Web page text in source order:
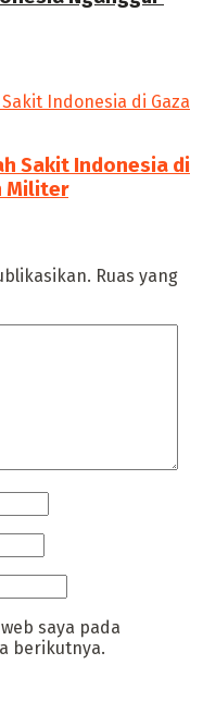
Sakit Indonesia di
Militer
Ruas yang
saya pada
berikutnya.